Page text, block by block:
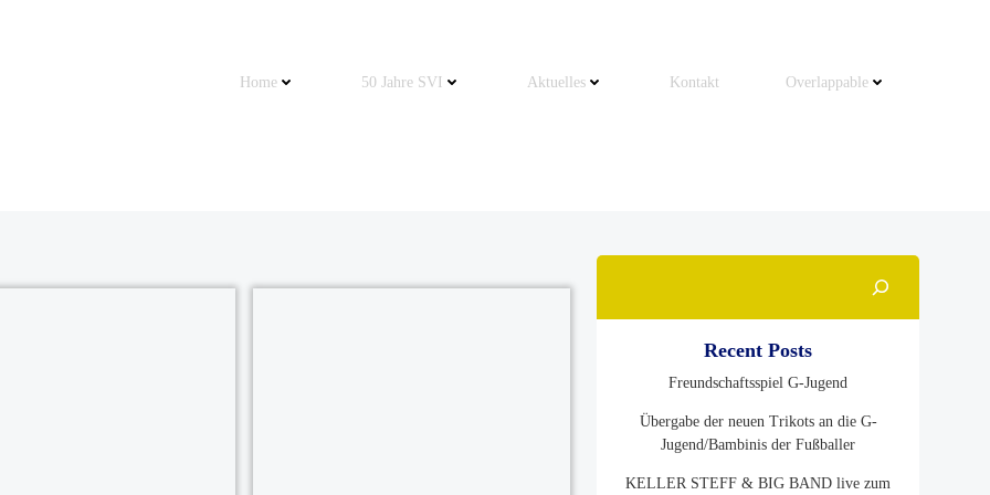
Home 50 Jahre SVI Aktuelles Kontakt Overlappable
Recent Posts
Freundschaftsspiel G-Jugend
Übergabe der neuen Trikots an die G-
Jugend/Bambinis der Fußballer
KELLER STEFF & BIG BAND live zum